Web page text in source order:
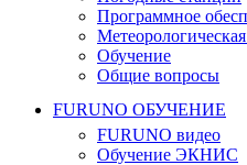
Программное
Обучение
Общие вопросы
FURUNO ОБУЧЕНИЕ
FURUNO видео
Обучение ЭКНИС